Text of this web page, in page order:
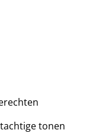
tonen